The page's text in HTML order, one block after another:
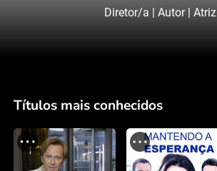
Diretor/a | Autor | Atriz
Títulos mais conhecidos